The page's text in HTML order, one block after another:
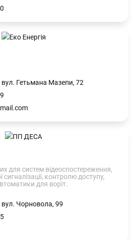
вул. Гетьмана Мазепи, 72
для систем відеоспостереження,
контролю доступу,
для воріт.
Івано-Франківськ, вул. Чорновола, 99